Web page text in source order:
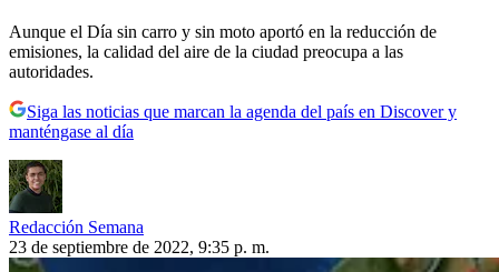
Aunque el Día sin carro y sin moto aportó en la reducción de
emisiones, la calidad del aire de la ciudad preocupa a las
autoridades.
Siga las noticias que marcan la agenda del país en Discover y
manténgase al día
Redacción Semana
23 de septiembre de 2022, 9:35 p. m.